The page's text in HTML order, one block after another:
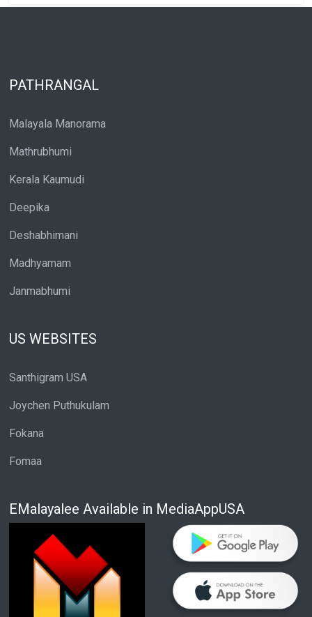
PATHRANGAL
Malayala Manorama
Mathrubhumi
Kerala Kaumudi
Deepika
Deshabhimani
Madhyamam
Janmabhumi
US WEBSITES
Santhigram USA
Joychen Puthukulam
Fokana
Fomaa
EMalayalee Available in MediaAppUSA